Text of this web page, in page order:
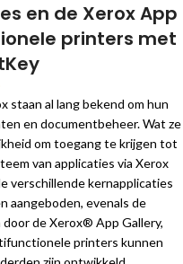
en de Xerox App
printers met
staan al lang bekend om hun
en documentbeheer. Wat ze
om toegang te krijgen tot
van applicaties via Xerox
verschillende kernapplicaties
aangeboden, evenals de
de Xerox® App Gallery,
printers kunnen